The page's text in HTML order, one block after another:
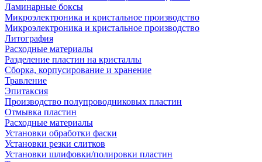
Ламинарные боксы
Микроэлектроника и кристальное производство
Микроэлектроника и кристальное производство
Литография
Расходные материалы
Разделение пластин на кристаллы
Сборка, корпусирование и хранение
Травление
Эпитаксия
Производство полупроводниковых пластин
Отмывка пластин
Расходные материалы
Установки обработки фаски
Установки резки слитков
Установки шлифовки/полировки пластин